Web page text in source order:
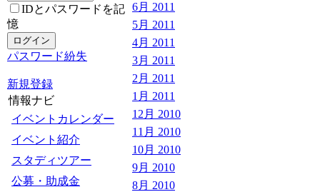
IDとパスワードを記
憶
パスワード紛失
新規登録
情報ナビ
イベントカレンダー
イベント紹介
スタディツアー
公募・助成金
6月 2011
5月 2011
4月 2011
3月 2011
2月 2011
1月 2011
12月 2010
11月 2010
10月 2010
9月 2010
8月 2010